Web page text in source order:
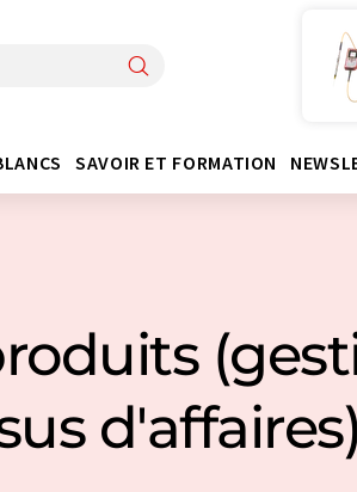
SAVOIR ET FORMATION
d'affaires)